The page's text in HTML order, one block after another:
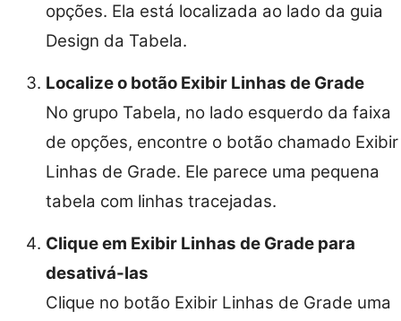
opções. Ela está localizada ao lado da guia
Design da Tabela.
Localize o botão Exibir Linhas de Grade
No grupo Tabela, no lado esquerdo da faixa
de opções, encontre o botão chamado Exibir
Linhas de Grade. Ele parece uma pequena
tabela com linhas tracejadas.
Clique em Exibir Linhas de Grade para
desativá-las
Clique no botão Exibir Linhas de Grade uma